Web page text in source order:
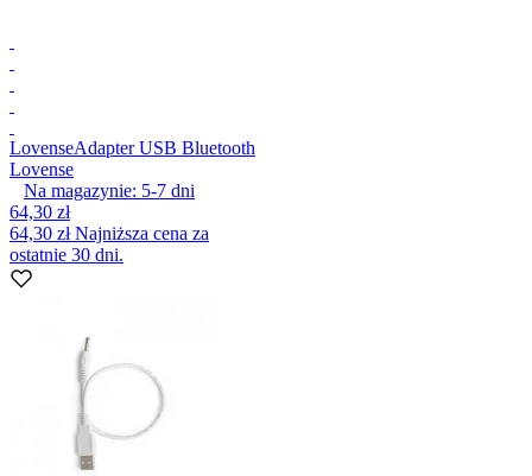
LovenseAdapter USB Bluetooth
Lovense
Na magazynie: 5-7 dni
64,30 zł
64,30 złNajniższa cena za
ostatnie 30 dni.